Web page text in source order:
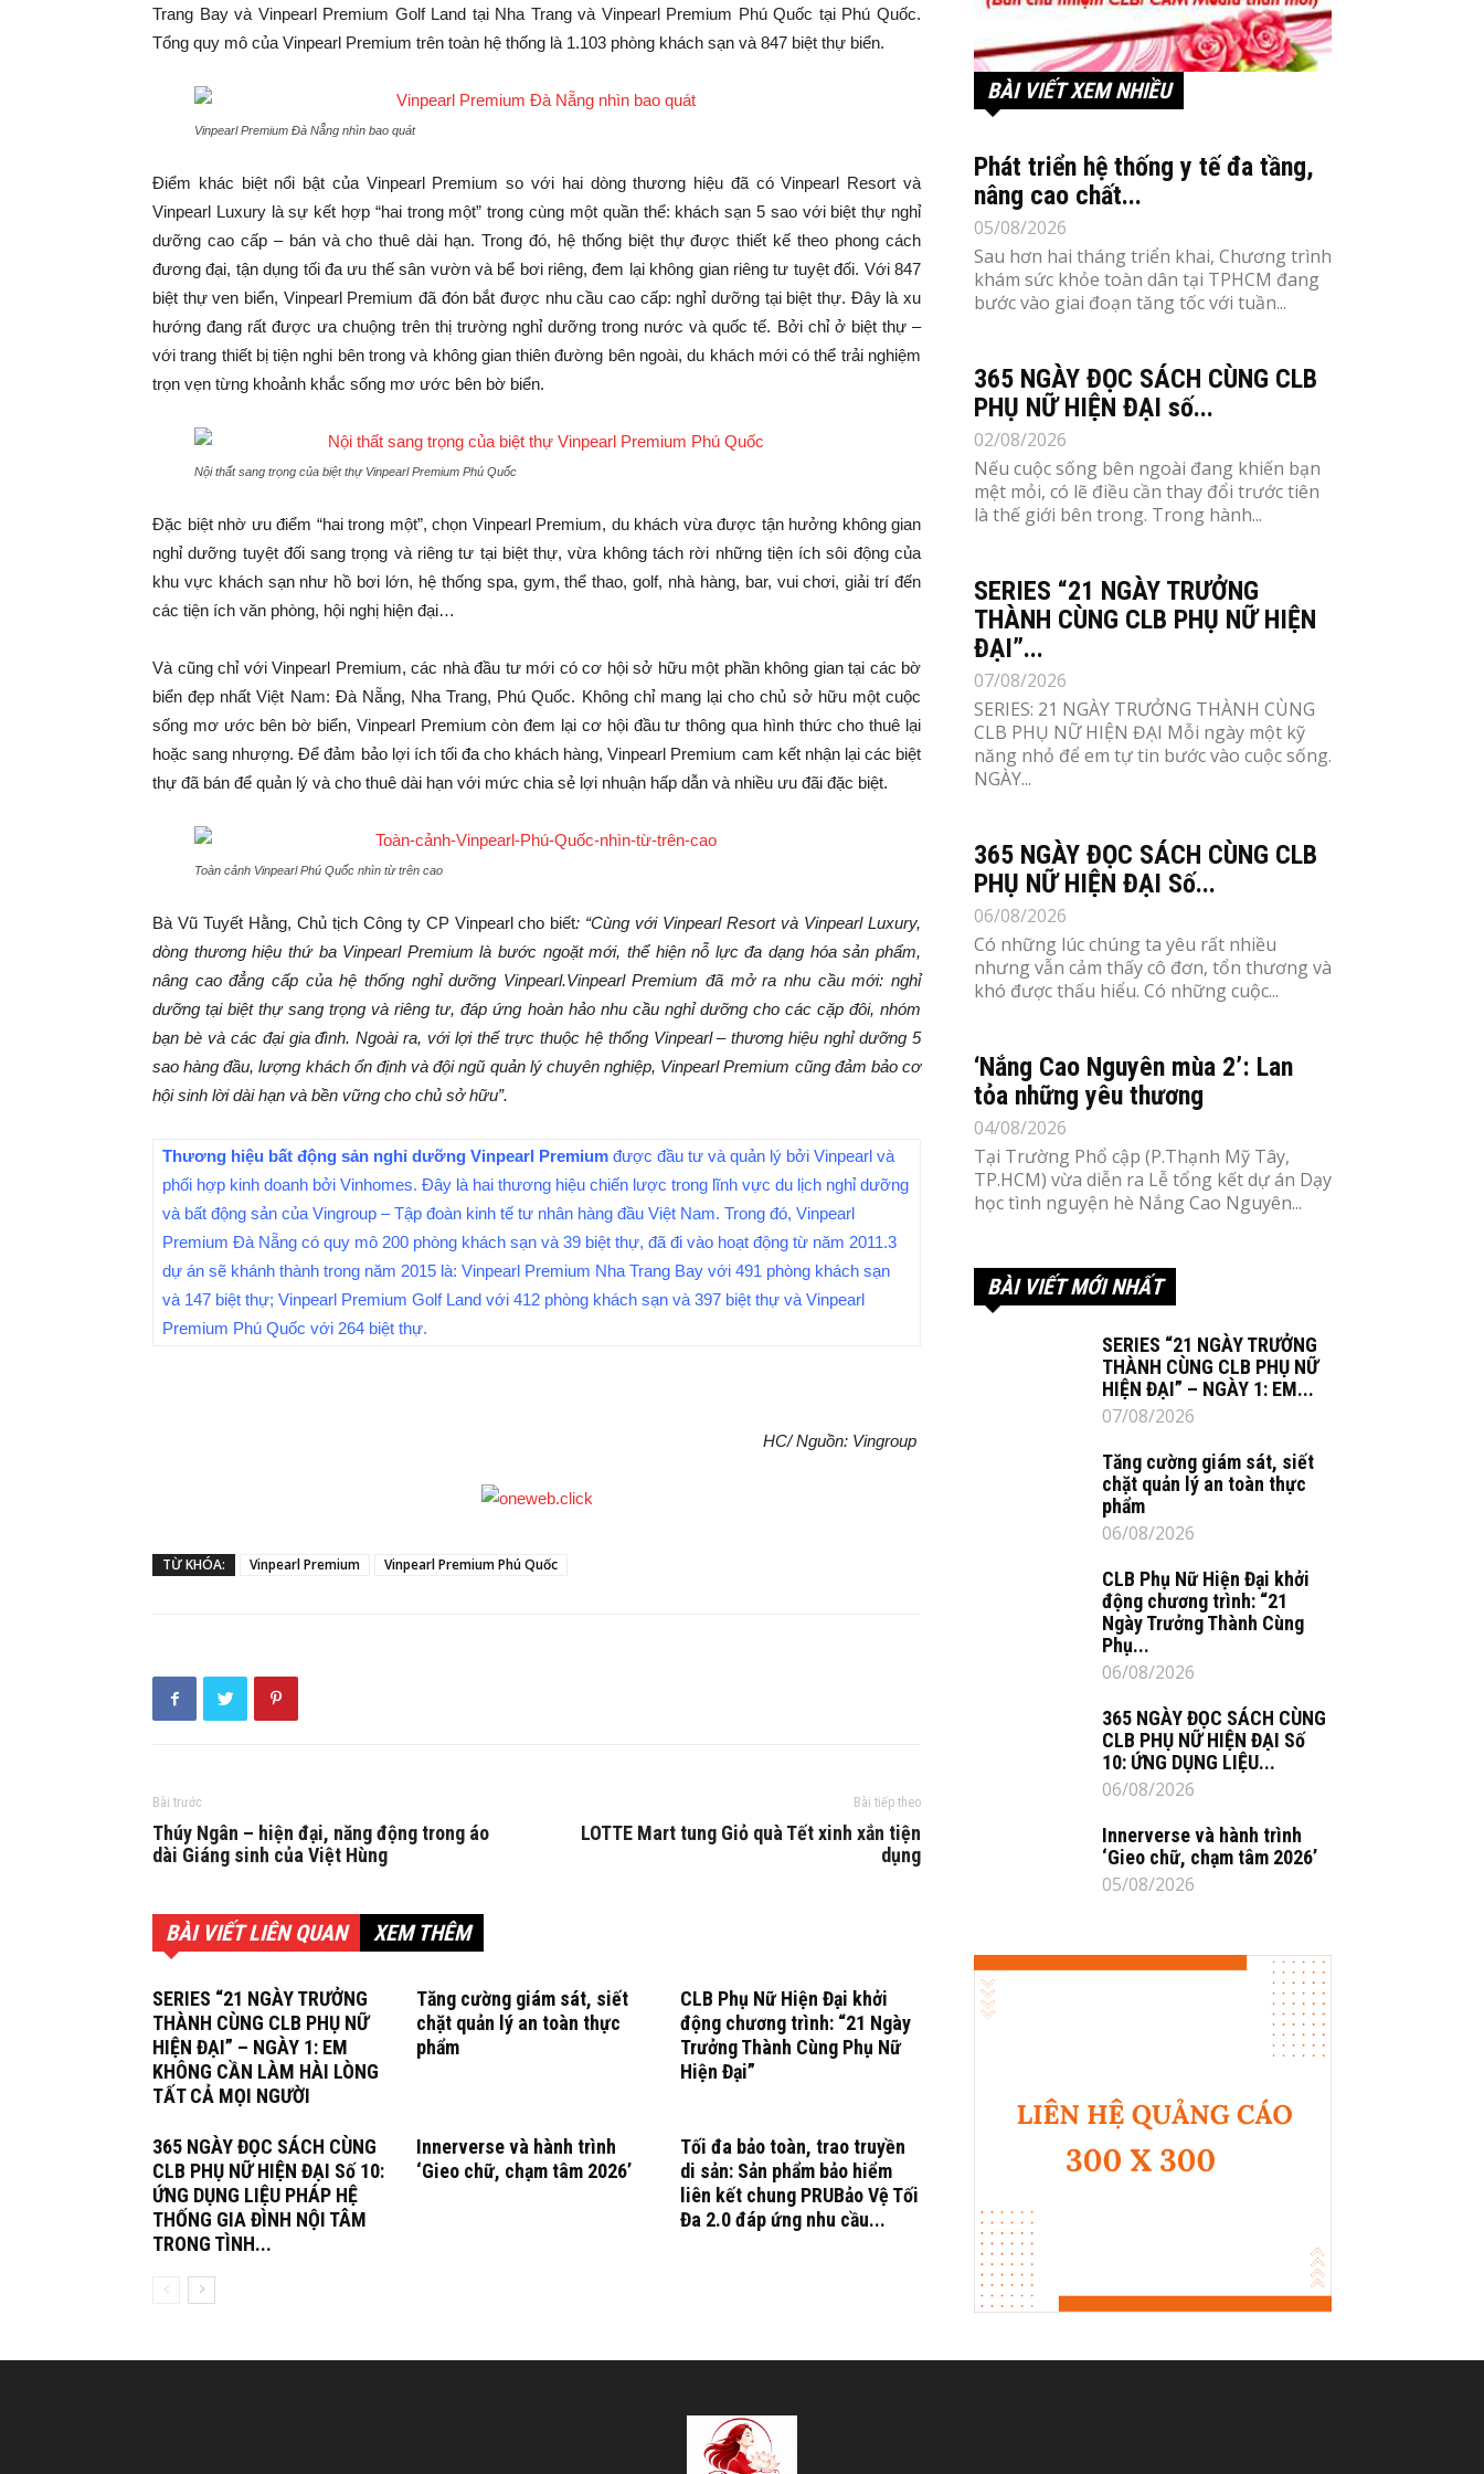
Trang Bay và Vinpearl Premium Golf Land tại Nha Trang và Vinpearl Premium Phú Quốc tại Phú Quốc.
Tổng quy mô của Vinpearl Premium trên toàn hệ thống là 1.103 phòng khách sạn và 847 biệt thự biển.
Vinpearl Premium Đà Nẵng nhìn bao quát
Điểm khác biệt nổi bật của Vinpearl Premium so với hai dòng thương hiệu đã có Vinpearl Resort và
Vinpearl Luxury là sự kết hợp “hai trong một” trong cùng một quần thể: khách sạn 5 sao với biệt thự nghỉ
dưỡng cao cấp – bán và cho thuê dài hạn. Trong đó, hệ thống biệt thự được thiết kế theo phong cách
đương đại, tận dụng tối đa ưu thế sân vườn và bể bơi riêng, đem lại không gian riêng tư tuyệt đối. Với 847
biệt thự ven biển, Vinpearl Premium đã đón bắt được nhu cầu cao cấp: nghỉ dưỡng tại biệt thự. Đây là xu
hướng đang rất được ưa chuộng trên thị trường nghỉ dưỡng trong nước và quốc tế. Bởi chỉ ở biệt thự –
với trang thiết bị tiện nghi bên trong và không gian thiên đường bên ngoài, du khách mới có thể trải nghiệm
trọn vẹn từng khoảnh khắc sống mơ ước bên bờ biển.
Nội thất sang trọng của biệt thự Vinpearl Premium Phú Quốc
Đặc biệt nhờ ưu điểm “hai trong một”, chọn Vinpearl Premium, du khách vừa được tận hưởng không gian
nghỉ dưỡng tuyệt đối sang trọng và riêng tư tại biệt thự, vừa không tách rời những tiện ích sôi động của
khu vực khách sạn như hồ bơi lớn, hệ thống spa, gym, thể thao, golf, nhà hàng, bar, vui chơi, giải trí đến
các tiện ích văn phòng, hội nghị hiện đại…
Và cũng chỉ với Vinpearl Premium, các nhà đầu tư mới có cơ hội sở hữu một phần không gian tại các bờ
biển đẹp nhất Việt Nam: Đà Nẵng, Nha Trang, Phú Quốc. Không chỉ mang lại cho chủ sở hữu một cuộc
sống mơ ước bên bờ biển, Vinpearl Premium còn đem lại cơ hội đầu tư thông qua hình thức cho thuê lại
hoặc sang nhượng. Để đảm bảo lợi ích tối đa cho khách hàng, Vinpearl Premium cam kết nhận lại các biệt
thự đã bán để quản lý và cho thuê dài hạn với mức chia sẻ lợi nhuận hấp dẫn và nhiều ưu đãi đặc biệt.
Toàn cảnh Vinpearl Phú Quốc nhìn từ trên cao
Bà Vũ Tuyết Hằng, Chủ tịch Công ty CP Vinpearl cho biết: “Cùng với Vinpearl Resort và Vinpearl Luxury,
dòng thương hiệu thứ ba Vinpearl Premium là bước ngoặt mới, thể hiện nỗ lực đa dạng hóa sản phẩm,
nâng cao đẳng cấp của hệ thống nghỉ dưỡng Vinpearl.Vinpearl Premium đã mở ra nhu cầu mới: nghỉ
dưỡng tại biệt thự sang trọng và riêng tư, đáp ứng hoàn hảo nhu cầu nghỉ dưỡng cho các cặp đôi, nhóm
bạn bè và các đại gia đình. Ngoài ra, với lợi thế trực thuộc hệ thống Vinpearl – thương hiệu nghỉ dưỡng 5
sao hàng đầu, lượng khách ổn định và đội ngũ quản lý chuyên nghiệp, Vinpearl Premium cũng đảm bảo cơ
hội sinh lời dài hạn và bền vững cho chủ sở hữu”.
Thương hiệu bất động sản nghỉ dưỡng Vinpearl Premium được đầu tư và quản lý bởi Vinpearl và
phối hợp kinh doanh bởi Vinhomes. Đây là hai thương hiệu chiến lược trong lĩnh vực du lịch nghỉ dưỡng
và bất động sản của Vingroup – Tập đoàn kinh tế tư nhân hàng đầu Việt Nam. Trong đó, Vinpearl
Premium Đà Nẵng có quy mô 200 phòng khách sạn và 39 biệt thự, đã đi vào hoạt động từ năm 2011.3
dự án sẽ khánh thành trong năm 2015 là: Vinpearl Premium Nha Trang Bay với 491 phòng khách sạn
và 147 biệt thự; Vinpearl Premium Golf Land với 412 phòng khách sạn và 397 biệt thự và Vinpearl
Premium Phú Quốc với 264 biệt thự.
HC/ Nguồn: Vingroup
TỪ KHÓA: Vinpearl Premium Vinpearl Premium Phú Quốc
Bài trước
Thúy Ngân – hiện đại, năng động trong áo
dài Giáng sinh của Việt Hùng
Bài tiếp theo
LOTTE Mart tung Giỏ quà Tết xinh xắn tiện
dụng
BÀI VIẾT LIÊN QUAN XEM THÊM
SERIES “21 NGÀY TRƯỞNG
THÀNH CÙNG CLB PHỤ NỮ
HIỆN ĐẠI” – NGÀY 1: EM
KHÔNG CẦN LÀM HÀI LÒNG
TẤT CẢ MỌI NGƯỜI
Tăng cường giám sát, siết
chặt quản lý an toàn thực
phẩm
CLB Phụ Nữ Hiện Đại khởi
động chương trình: “21 Ngày
Trưởng Thành Cùng Phụ Nữ
Hiện Đại”
365 NGÀY ĐỌC SÁCH CÙNG
CLB PHỤ NỮ HIỆN ĐẠI Số 10:
ỨNG DỤNG LIỆU PHÁP HỆ
THỐNG GIA ĐÌNH NỘI TÂM
TRONG TÌNH...
Innerverse và hành trình
‘Gieo chữ, chạm tâm 2026’
Tối đa bảo toàn, trao truyền
di sản: Sản phẩm bảo hiểm
liên kết chung PRUBảo Vệ Tối
Đa 2.0 đáp ứng nhu cầu...
BÀI VIẾT XEM NHIỀU
Phát triển hệ thống y tế đa tầng,
nâng cao chất...
05/08/2026
Sau hơn hai tháng triển khai, Chương trình
khám sức khỏe toàn dân tại TPHCM đang
bước vào giai đoạn tăng tốc với tuần...
365 NGÀY ĐỌC SÁCH CÙNG CLB
PHỤ NỮ HIỆN ĐẠI số...
02/08/2026
Nếu cuộc sống bên ngoài đang khiến bạn
mệt mỏi, có lẽ điều cần thay đổi trước tiên
là thế giới bên trong. Trong hành...
SERIES “21 NGÀY TRƯỞNG
THÀNH CÙNG CLB PHỤ NỮ HIỆN
ĐẠI”...
07/08/2026
SERIES: 21 NGÀY TRƯỞNG THÀNH CÙNG
CLB PHỤ NỮ HIỆN ĐẠI Mỗi ngày một kỹ
năng nhỏ để em tự tin bước vào cuộc sống.
NGÀY...
365 NGÀY ĐỌC SÁCH CÙNG CLB
PHỤ NỮ HIỆN ĐẠI Số...
06/08/2026
Có những lúc chúng ta yêu rất nhiều
nhưng vẫn cảm thấy cô đơn, tổn thương và
khó được thấu hiểu. Có những cuộc...
‘Nắng Cao Nguyên mùa 2’: Lan
tỏa những yêu thương
04/08/2026
Tại Trường Phổ cập (P.Thạnh Mỹ Tây,
TP.HCM) vừa diễn ra Lễ tổng kết dự án Dạy
học tình nguyện hè Nắng Cao Nguyên...
BÀI VIẾT MỚI NHẤT
SERIES “21 NGÀY TRƯỞNG
THÀNH CÙNG CLB PHỤ NỮ
HIỆN ĐẠI” – NGÀY 1: EM...
07/08/2026
Tăng cường giám sát, siết
chặt quản lý an toàn thực
phẩm
06/08/2026
CLB Phụ Nữ Hiện Đại khởi
động chương trình: “21
Ngày Trưởng Thành Cùng
Phụ...
06/08/2026
365 NGÀY ĐỌC SÁCH CÙNG
CLB PHỤ NỮ HIỆN ĐẠI Số
10: ỨNG DỤNG LIỆU...
06/08/2026
Innerverse và hành trình
‘Gieo chữ, chạm tâm 2026’
05/08/2026